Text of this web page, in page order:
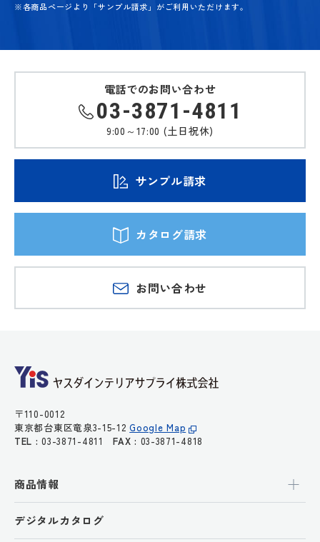
※各商品ページより「サンプル請求」がご利用いただけます。
電話でのお問い合わせ
03-3871-4811
9:00～17:00 (土日祝休)
サンプル請求
カタログ請求
お問い合わせ
〒110-0012
東京都台東区竜泉3-15-12Google Map
TEL : 03-3871-4811FAX : 03-3871-4818
商品情報
デジタルカタログ